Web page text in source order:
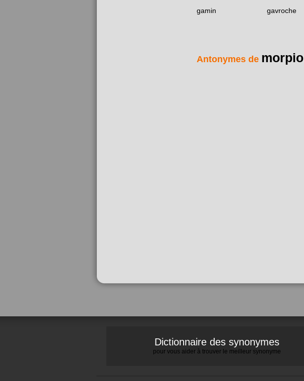
gamin gavroche
Antonymes de
Dictionnaire des synonymes
pour vous aider à trouver le meilleur synonyme